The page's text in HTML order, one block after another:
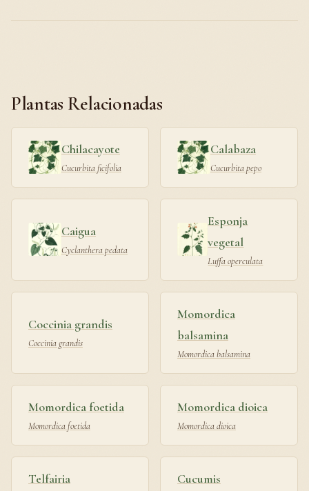
Plantas Relacionadas
Chilacayote
Cucurbita ficifolia
Calabaza
Cucurbita pepo
Caigua
Cyclanthera pedata
Esponja
vegetal
Luffa operculata
Coccinia grandis
Coccinia grandis
Momordica
balsamina
Momordica balsamina
Momordica foetida
Momordica foetida
Momordica dioica
Momordica dioica
Telfairia
Cucumis